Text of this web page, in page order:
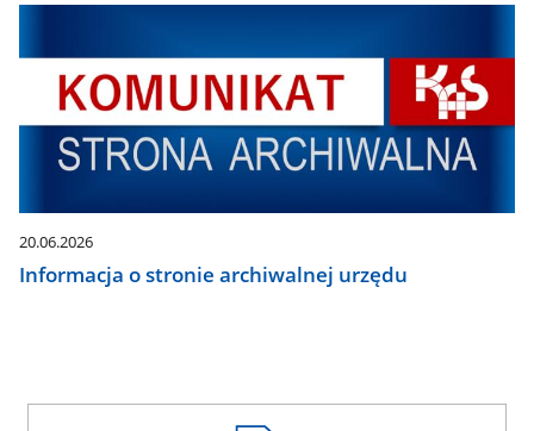
20.06.2026
Informacja o stronie archiwalnej urzędu